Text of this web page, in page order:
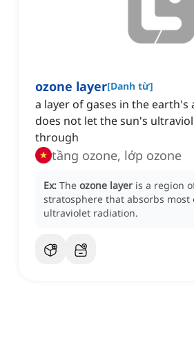
ozone layer[Danh từ]
a layer of gases in the
does not let the sun's
through
tầng ozone, lớp ozone
Ex: The ozone layer is a region
stratosphere that absorbs most
ultraviolet radiation.